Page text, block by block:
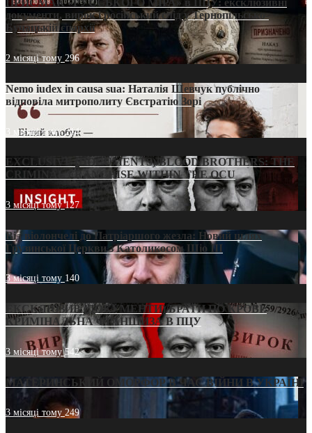
ПРИСМАК «РУССЬКОГО МІРА» в ПЦУ: ексклюзивні
документи, вирок і російський слід у Тернопільсько-
Бучацькій єпархії
2 місяці тому 296
Nemo iudex in causa sua: Наталія Шевчук публічно
відповіла митрополиту Євстратію Зорі
3 місяці тому214
EXCLUSIVE (DOCUMENTS)/BLOOD BROTHERS: THE
CRIMINAL FRANCHISE WITHIN THE OCU
3 місяці тому127
Від віолончелі до Патріаршого жезла: Новий шлях
Грузинської Церкви з Католикосом Шіо III
3 місяці тому 140
ЕКСКЛЮЗИВ (ДОКУМЕНТИ)/БРАТИ ПО КРОВІ:
КРИМІНАЛЬНА ФРАНШИЗА В ПЦУ
3 місяці тому542
МАТЕРИНСЬКИЙ ОМОРФОР В ЧАС ВІЙНИ В УКРАЇНІ
3 місяці тому249